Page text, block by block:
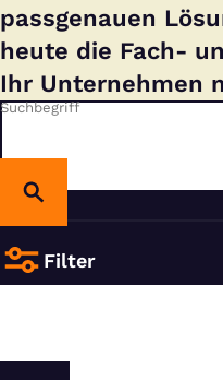
passgenauen
heute die Fach-
Ihr Unternehmen
Suchbegriff
Filter